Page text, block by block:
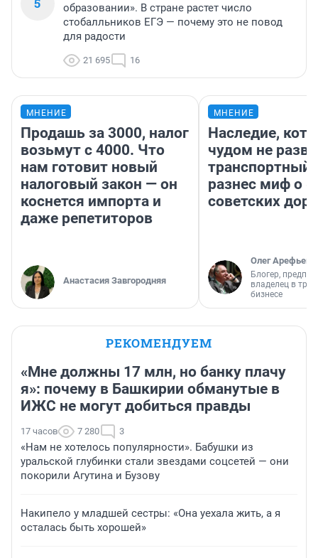
образовании». В стране растет число
стобалльников ЕГЭ — почему это не повод
для радости
21 695 16
МНЕНИЕ
Продашь за 3000, налог
возьмут с 4000. Что
нам готовит новый
налоговый закон — он
коснется импорта и
даже репетиторов
Анастасия Завгородняя
МНЕНИЕ
Наследие,
чудом не
транспортный
разнес миф о
советских
Олег Арефьев
Блогер,
владелец в
бизнесе
РЕКОМЕНДУЕМ
«Мне должны 17 млн, но банку плачу
я»: почему в Башкирии обманутые в
ИЖС не могут добиться правды
17 часов 7 280 3
«Нам не хотелось популярности». Бабушки из
уральской глубинки стали звездами соцсетей — они
покорили Агутина и Бузову
Накипело у младшей сестры: «Она уехала жить, а я
осталась быть хорошей»